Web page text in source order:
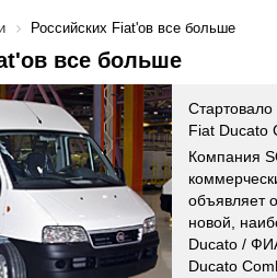
Российских Fiat'ов все больше
все больше
Fiat Ducato
Компания
объявляет
новой,
Ducato /
Ducato